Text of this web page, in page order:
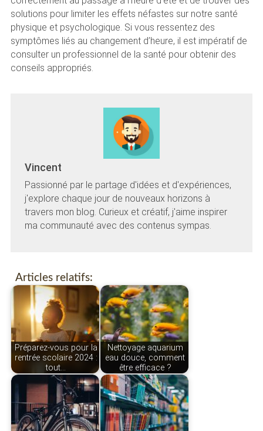
solutions pour limiter les effets néfastes sur notre santé
physique et psychologique. Si vous ressentez des
symptômes liés au changement d’heure, il est impératif de
consulter un professionnel de la santé pour obtenir des
conseils appropriés.
Vincent
Passionné par le partage d'idées et d'expériences,
j'explore chaque jour de nouveaux horizons à
travers mon blog. Curieux et créatif, j'aime inspirer
ma communauté avec des contenus sympas.
Articles relatifs:
Préparez-vous pour la
rentrée scolaire 2024 :
tout…
Nettoyage aquarium
eau douce, comment
être efficace ?